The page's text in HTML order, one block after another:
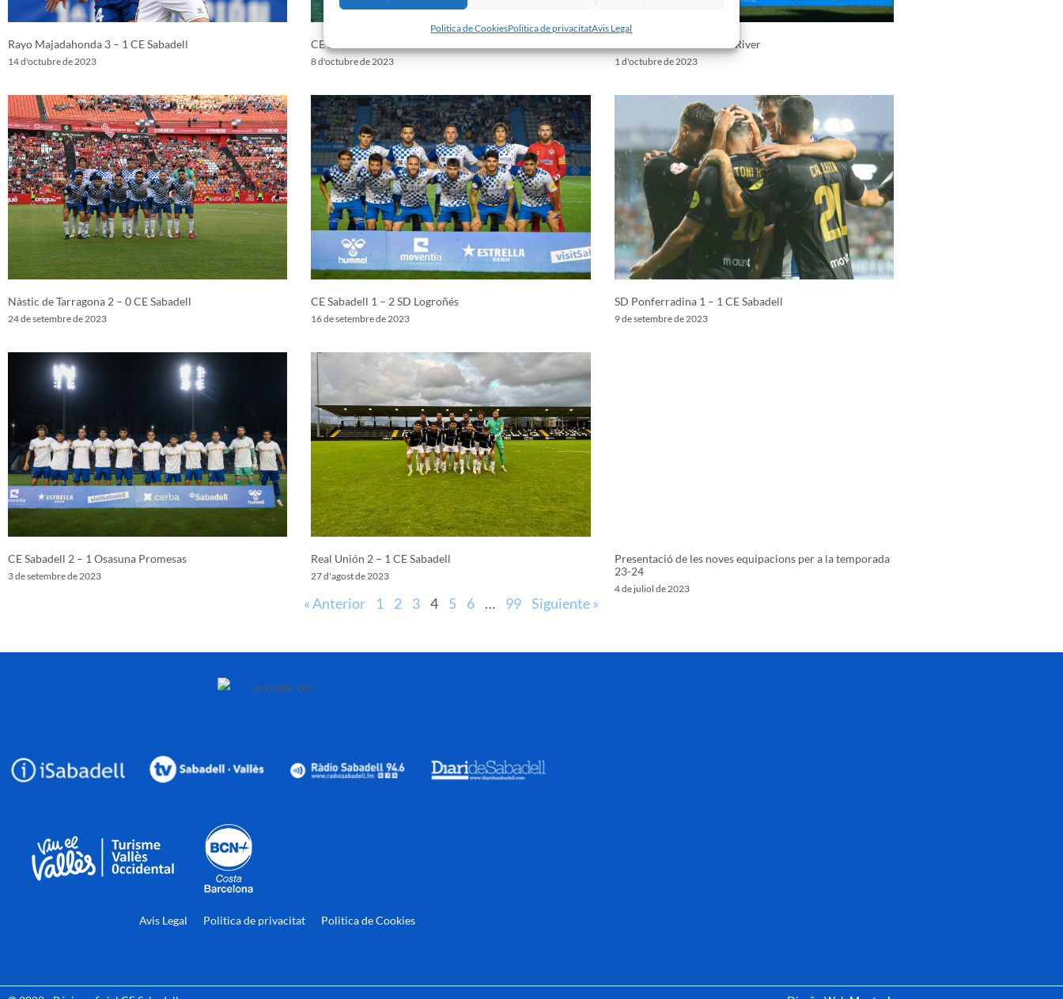
Politica de CookiesPolitica de privacitatAvis Legal
Rayo Majadahonda 3 – 1 CE Sabadell
14 d'octubre de 2023
CE Sabadell 0 – 1 Fuenlabrada
8 d'octubre de 2023
CE Sabadell 3 – 0 Sestao River
1 d'octubre de 2023
Nàstic de Tarragona 2 – 0 CE Sabadell
24 de setembre de 2023
CE Sabadell 1 – 2 SD Logroñés
16 de setembre de 2023
SD Ponferradina 1 – 1 CE Sabadell
9 de setembre de 2023
CE Sabadell 2 – 1 Osasuna Promesas
3 de setembre de 2023
Real Unión 2 – 1 CE Sabadell
27 d'agost de 2023
Presentació de les noves equipacions per a la temporada
23-24
4 de juliol de 2023
« Anterior 1 2 3 4 5 6 … 99 Siguiente »
Avis Legal Politica de privacitat Politica de Cookies